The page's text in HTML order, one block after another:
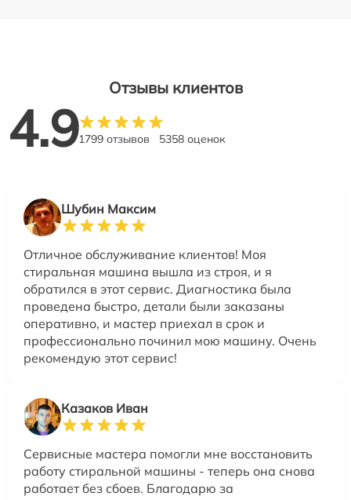
Отзывы клиентов
4.91799 отзывов 5358 оценок
Шубин Максим
Отличное обслуживание клиентов! Моя
стиральная машина вышла из строя, и я
обратился в этот сервис. Диагностика была
проведена быстро, детали были заказаны
оперативно, и мастер приехал в срок и
профессионально починил мою машину. Очень
рекомендую этот сервис!
Казаков Иван
Сервисные мастера помогли мне восстановить
работу стиральной машины - теперь она снова
работает без сбоев. Благодарю за